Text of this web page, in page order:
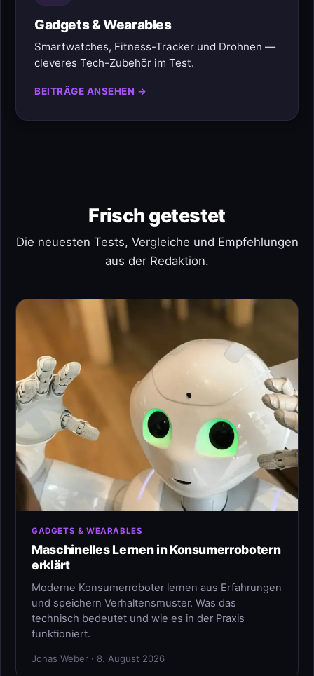
Gadgets & Wearables
Smartwatches, Fitness-Tracker und Drohnen —
cleveres Tech-Zubehör im Test.
BEITRÄGE ANSEHEN →
Frisch getestet
Die neuesten Tests, Vergleiche und Empfehlungen
aus der Redaktion.
GADGETS & WEARABLES
Maschinelles Lernen in Konsumerrobotern
erklärt
Moderne Konsumerroboter lernen aus Erfahrungen
und speichern Verhaltensmuster. Was das
technisch bedeutet und wie es in der Praxis
funktioniert.
Jonas Weber · 8. August 2026